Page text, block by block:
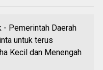
- Pemerintah Daerah
untuk terus
Kecil dan Menengah